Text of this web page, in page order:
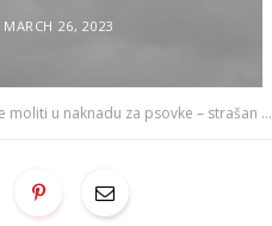
MARCH 26, 2023
Pobožnosti koje možete moliti u naknadu za psovke – strašan grijeh koji izravno ranjava Isusovo Srce